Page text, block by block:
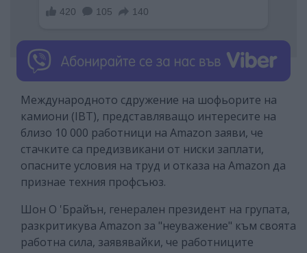
Международното сдружение на шофьорите на
камиони (IBТ), представляващо интересите на
близо 10 000 работници на Amazon заяви, че
стачките са предизвикани от ниски заплати,
опасните условия на труд и отказа на Amazon да
признае техния профсъюз.
Шон О 'Брайън, генерален президент на групата,
разкритикува Amazon за "неуважение" към своята
работна сила, заявявайки, че работниците